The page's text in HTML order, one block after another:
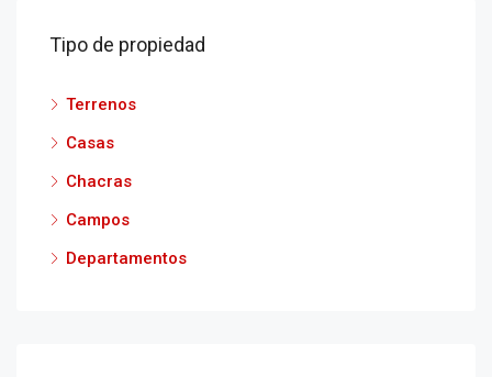
Tipo de propiedad
Terrenos
Casas
Chacras
Campos
Departamentos